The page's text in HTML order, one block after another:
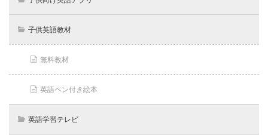
子供英語教材
無料教材
英語ペン付き絵本
英語学習テレビ